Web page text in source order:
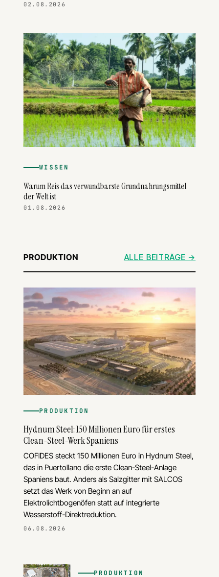
02.08.2026
WISSEN
Warum Reis das verwundbarste Grundnahrungsmittel
der Welt ist
01.08.2026
PRODUKTION ALLE BEITRÄGE →
PRODUKTION
Hydnum Steel: 150 Millionen Euro für erstes
Clean-Steel-Werk Spaniens
COFIDES steckt 150 Millionen Euro in Hydnum Steel,
das in Puertollano die erste Clean-Steel-Anlage
Spaniens baut. Anders als Salzgitter mit SALCOS
setzt das Werk von Beginn an auf
Elektrolichtbogenöfen statt auf integrierte
Wasserstoff-Direktreduktion.
06.08.2026
PRODUKTION